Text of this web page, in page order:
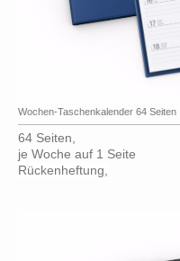
Wochen-Taschenkalender 64 Seiten
64 Seiten,
je Woche auf 1 Seite
Rückenheftung,